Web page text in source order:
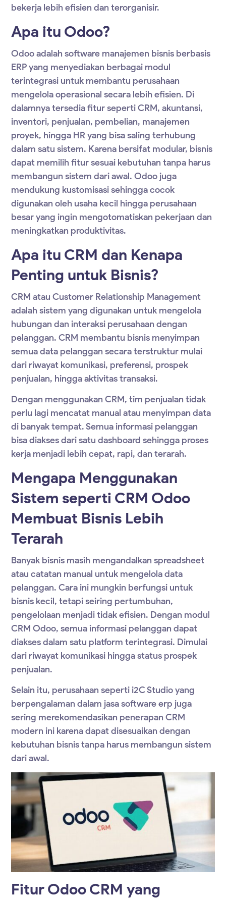
bekerja lebih efisien dan terorganisir.
Apa itu Odoo?
Odoo adalah software manajemen bisnis berbasis
ERP yang menyediakan berbagai modul
terintegrasi untuk membantu perusahaan
mengelola operasional secara lebih efisien. Di
dalamnya tersedia fitur seperti CRM, akuntansi,
inventori, penjualan, pembelian, manajemen
proyek, hingga HR yang bisa saling terhubung
dalam satu sistem. Karena bersifat modular, bisnis
dapat memilih fitur sesuai kebutuhan tanpa harus
membangun sistem dari awal. Odoo juga
mendukung kustomisasi sehingga cocok
digunakan oleh usaha kecil hingga perusahaan
besar yang ingin mengotomatiskan pekerjaan dan
meningkatkan produktivitas.
Apa itu CRM dan Kenapa
Penting untuk Bisnis?
CRM atau Customer Relationship Management
adalah sistem yang digunakan untuk mengelola
hubungan dan interaksi perusahaan dengan
pelanggan. CRM membantu bisnis menyimpan
semua data pelanggan secara terstruktur mulai
dari riwayat komunikasi, preferensi, prospek
penjualan, hingga aktivitas transaksi.
Dengan menggunakan CRM, tim penjualan tidak
perlu lagi mencatat manual atau menyimpan data
di banyak tempat. Semua informasi pelanggan
bisa diakses dari satu dashboard sehingga proses
kerja menjadi lebih cepat, rapi, dan terarah.
Mengapa Menggunakan
Sistem seperti CRM Odoo
Membuat Bisnis Lebih
Terarah
Banyak bisnis masih mengandalkan spreadsheet
atau catatan manual untuk mengelola data
pelanggan. Cara ini mungkin berfungsi untuk
bisnis kecil, tetapi seiring pertumbuhan,
pengelolaan menjadi tidak efisien. Dengan modul
CRM Odoo, semua informasi pelanggan dapat
diakses dalam satu platform terintegrasi. Dimulai
dari riwayat komunikasi hingga status prospek
penjualan.
Selain itu, perusahaan seperti i2C Studio yang
berpengalaman dalam jasa software erp juga
sering merekomendasikan penerapan CRM
modern ini karena dapat disesuaikan dengan
kebutuhan bisnis tanpa harus membangun sistem
dari awal.
Fitur Odoo CRM yang